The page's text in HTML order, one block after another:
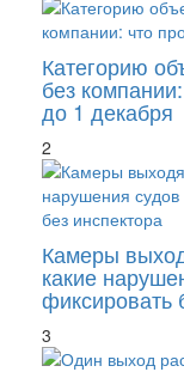
Категорию
без
до 1 декабря
2
Камеры
какие
фиксировать
3